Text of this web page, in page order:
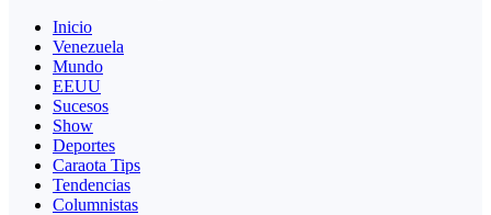
Inicio
Venezuela
Mundo
EEUU
Sucesos
Show
Deportes
Caraota Tips
Tendencias
Columnistas